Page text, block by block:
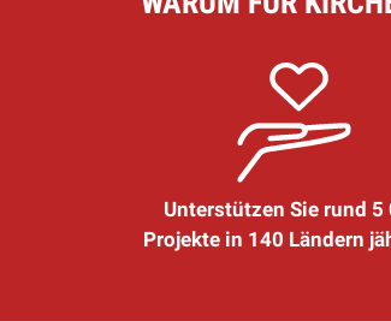
Unterstützen Sie rund 5
Projekte in 140 Ländern